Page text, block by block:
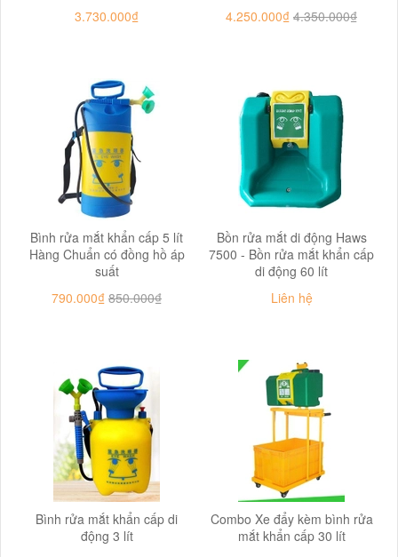
3.730.000₫
4.250.000₫ 4.350.000₫
Bình rửa mắt khẩn cấp 5 lít
Hàng Chuẩn có đồng hồ áp
suất
790.000₫ 850.000₫
Bồn rửa mắt di động Haws
7500 - Bồn rửa mắt khẩn cấp
di động 60 lít
Liên hệ
Bình rửa mắt khẩn cấp di
động 3 lít
Combo Xe đẩy kèm bình rửa
mắt khẩn cấp 30 lít